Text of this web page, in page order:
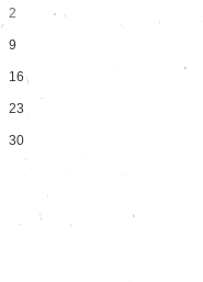
2
9
16
23
30